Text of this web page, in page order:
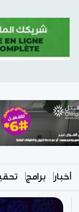
أخبار برامج